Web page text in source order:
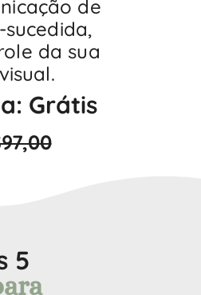
de
da sua
Grátis
5